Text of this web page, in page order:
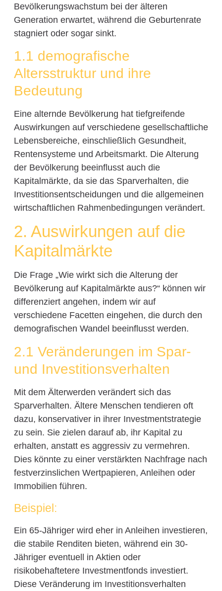
Bevölkerungswachstum bei der älteren
Generation erwartet, während die Geburtenrate
stagniert oder sogar sinkt.
1.1 demografische
Altersstruktur und ihre
Bedeutung
Eine alternde Bevölkerung hat tiefgreifende
Auswirkungen auf verschiedene gesellschaftliche
Lebensbereiche, einschließlich Gesundheit,
Rentensysteme und Arbeitsmarkt. Die Alterung
der Bevölkerung beeinflusst auch die
Kapitalmärkte, da sie das Sparverhalten, die
Investitionsentscheidungen und die allgemeinen
wirtschaftlichen Rahmenbedingungen verändert.
2. Auswirkungen auf die
Kapitalmärkte
Die Frage „Wie wirkt sich die Alterung der
Bevölkerung auf Kapitalmärkte aus?“ können wir
differenziert angehen, indem wir auf
verschiedene Facetten eingehen, die durch den
demografischen Wandel beeinflusst werden.
2.1 Veränderungen im Spar-
und Investitionsverhalten
Mit dem Älterwerden verändert sich das
Sparverhalten. Ältere Menschen tendieren oft
dazu, konservativer in ihrer Investmentstrategie
zu sein. Sie zielen darauf ab, ihr Kapital zu
erhalten, anstatt es aggressiv zu vermehren.
Dies könnte zu einer verstärkten Nachfrage nach
festverzinslichen Wertpapieren, Anleihen oder
Immobilien führen.
Beispiel:
Ein 65-Jähriger wird eher in Anleihen investieren,
die stabile Renditen bieten, während ein 30-
Jähriger eventuell in Aktien oder
risikobehaftetere Investmentfonds investiert.
Diese Veränderung im Investitionsverhalten